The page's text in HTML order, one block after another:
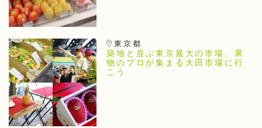
東京都
築地と並ぶ東京最大の市場。果
物のプロが集まる大田市場に行
こう